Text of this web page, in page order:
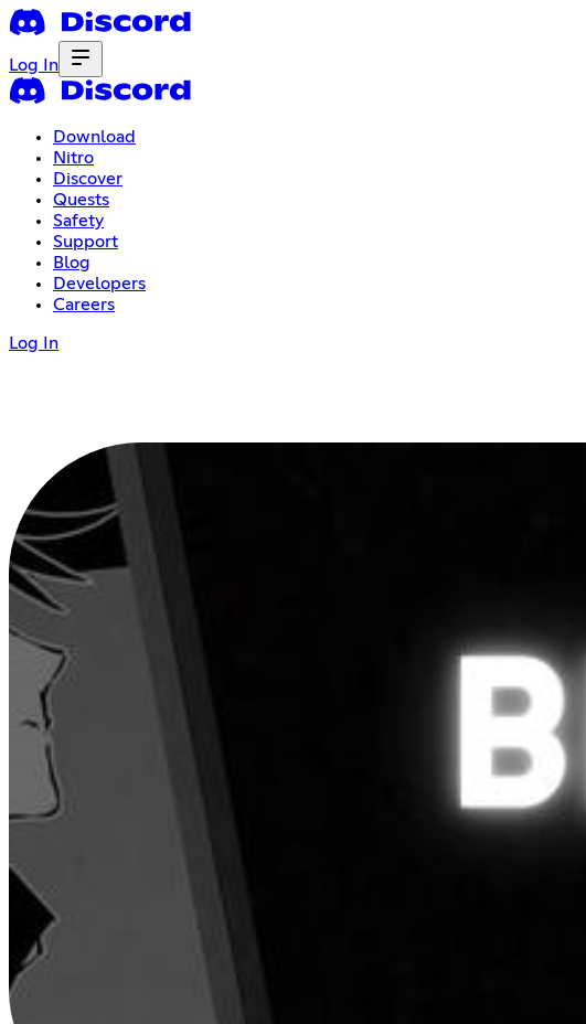
Log In
Download
Nitro
Discover
Quests
Safety
Support
Blog
Developers
Careers
Log In